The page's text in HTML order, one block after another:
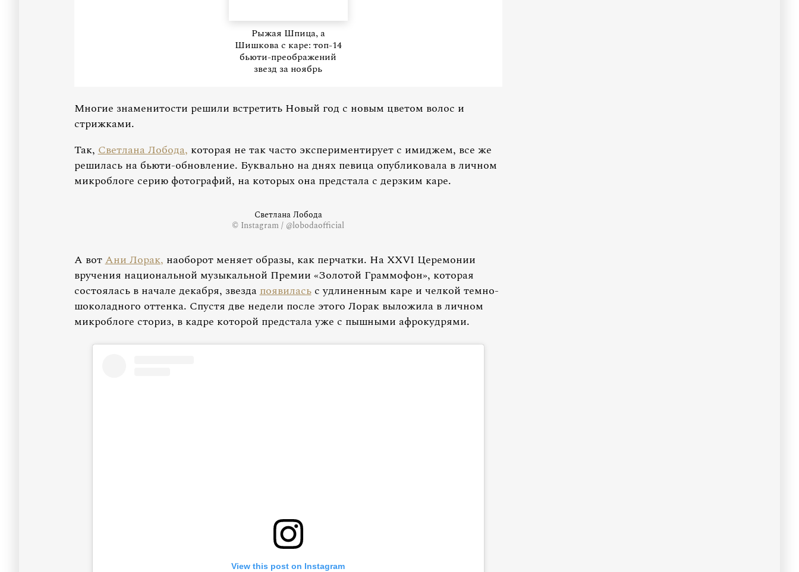
Рыжая Шпица, а
Шишкова с каре: топ-14
бьюти-преображений
звезд за ноябрь
Многие знаменитости решили встретить Новый год с новым цветом волос и
стрижками.
Так,Светлана Лобода, которая не так часто экспериментирует с имиджем, все же
решилась на бьюти-обновление. Буквально на днях певица опубликовала в личном
микроблоге серию фотографий, на которых она предстала с дерзким каре.
Светлана Лобода
© Instagram / @lobodaofficial
А вотАни Лорак, наоборот меняет образы, как перчатки. На XXVI Церемонии
вручения национальной музыкальной Премии «Золотой Граммофон», которая
состоялась в начале декабря, звездапоявиласьс удлиненным каре и челкой темно-
шоколадного оттенка. Спустя две недели после этого Лорак выложила в личном
микроблоге сториз, в кадре которой предстала уже с пышными афрокудрями.
View this post on Instagram